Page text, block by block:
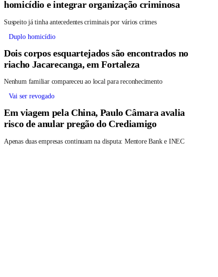
Polícia Civil cumpre mandado de prisão por
homicídio e integrar organização criminosa
Suspeito já tinha antecedentes criminais por vários crimes
Duplo homicídio
Dois corpos esquartejados são encontrados no
riacho Jacarecanga, em Fortaleza
Nenhum familiar compareceu ao local para reconhecimento
Vai ser revogado
Em viagem pela China, Paulo Câmara avalia
risco de anular pregão do Crediamigo